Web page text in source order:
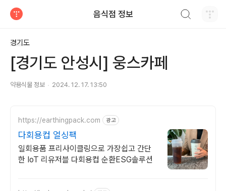
음식점 정보
경기도
[경기도 안성시] 웅스카페
약용식물 정보 2024. 12. 17. 13:50
https://earthingpack.com 광고
다회용컵 얼싱팩
일회용품 프리사이클링으로 가장쉽고 간단
한 IoT 리유저블 다회용컵 순환ESG솔루션